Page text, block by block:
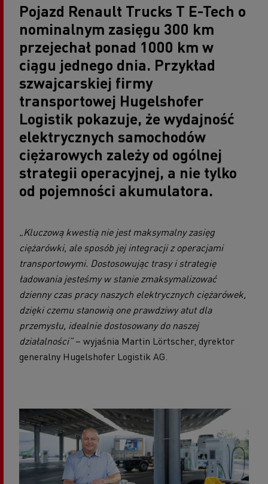
Pojazd Renault Trucks T E-Tech o
nominalnym zasięgu 300 km
przejechał ponad 1000 km w
ciągu jednego dnia. Przykład
szwajcarskiej firmy
transportowej Hugelshofer
Logistik pokazuje, że wydajność
elektrycznych samochodów
ciężarowych zależy od ogólnej
strategii operacyjnej, a nie tylko
od pojemności akumulatora.
„Kluczową kwestią nie jest maksymalny zasięg
ciężarówki, ale sposób jej integracji z operacjami
transportowymi. Dostosowując trasy i strategię
ładowania jesteśmy w stanie zmaksymalizować
dzienny czas pracy naszych elektrycznych ciężarówek,
dzięki czemu stanowią one prawdziwy atut dla
przemysłu, idealnie dostosowany do naszej
działalności”– wyjaśnia Martin Lörtscher, dyrektor
generalny Hugelshofer Logistik AG.